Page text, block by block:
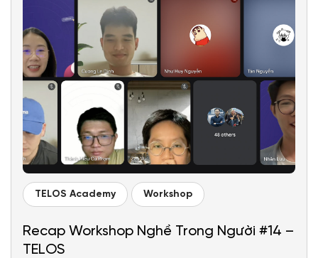
TELOS Academy Workshop
Recap Workshop Nghề Trong Người #14 –
TELOS